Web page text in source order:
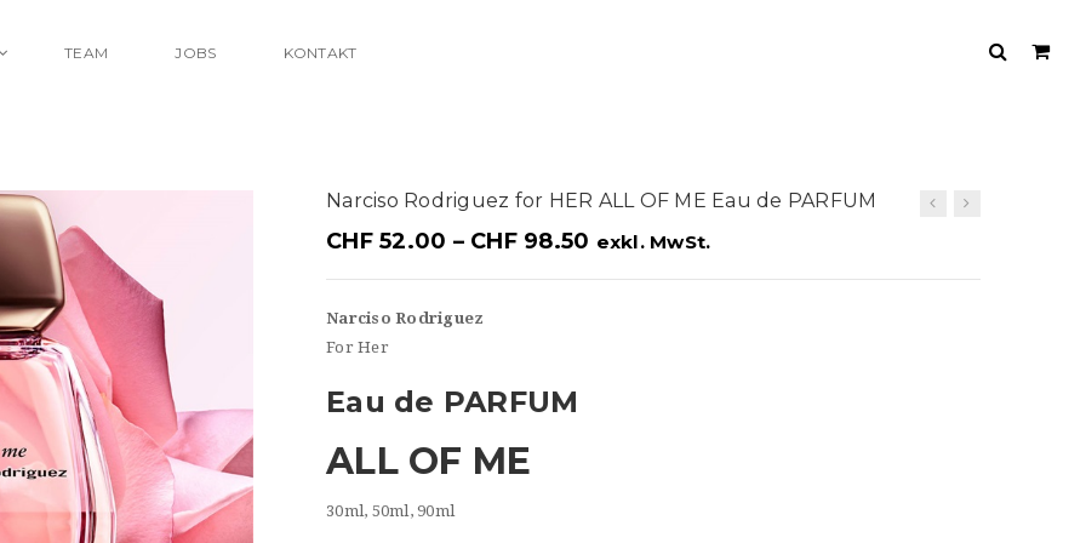
TEAM JOBS KONTAKT
Narciso Rodriguez for HER ALL OF ME Eau de PARFUM
CHF52.00 – CHF98.50 exkl. MwSt.
Narciso Rodriguez
For Her
Eau de PARFUM
ALL OF ME
30ml, 50ml, 90ml